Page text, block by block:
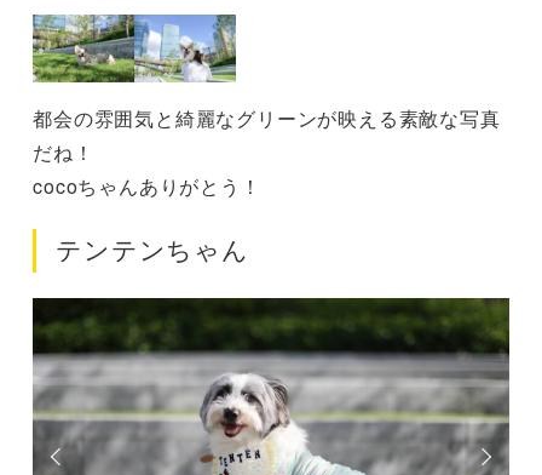
都会の雰囲気と綺麗なグリーンが映える素敵な写真
だね！
cocoちゃんありがとう！
テンテンちゃん